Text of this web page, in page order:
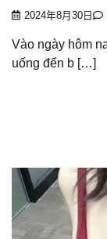
2024年8月30日
Vào ngày hôm
uống đến b […]